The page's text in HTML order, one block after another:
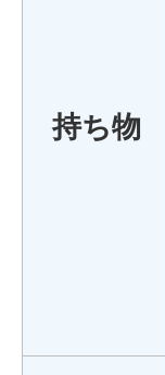
持ち物